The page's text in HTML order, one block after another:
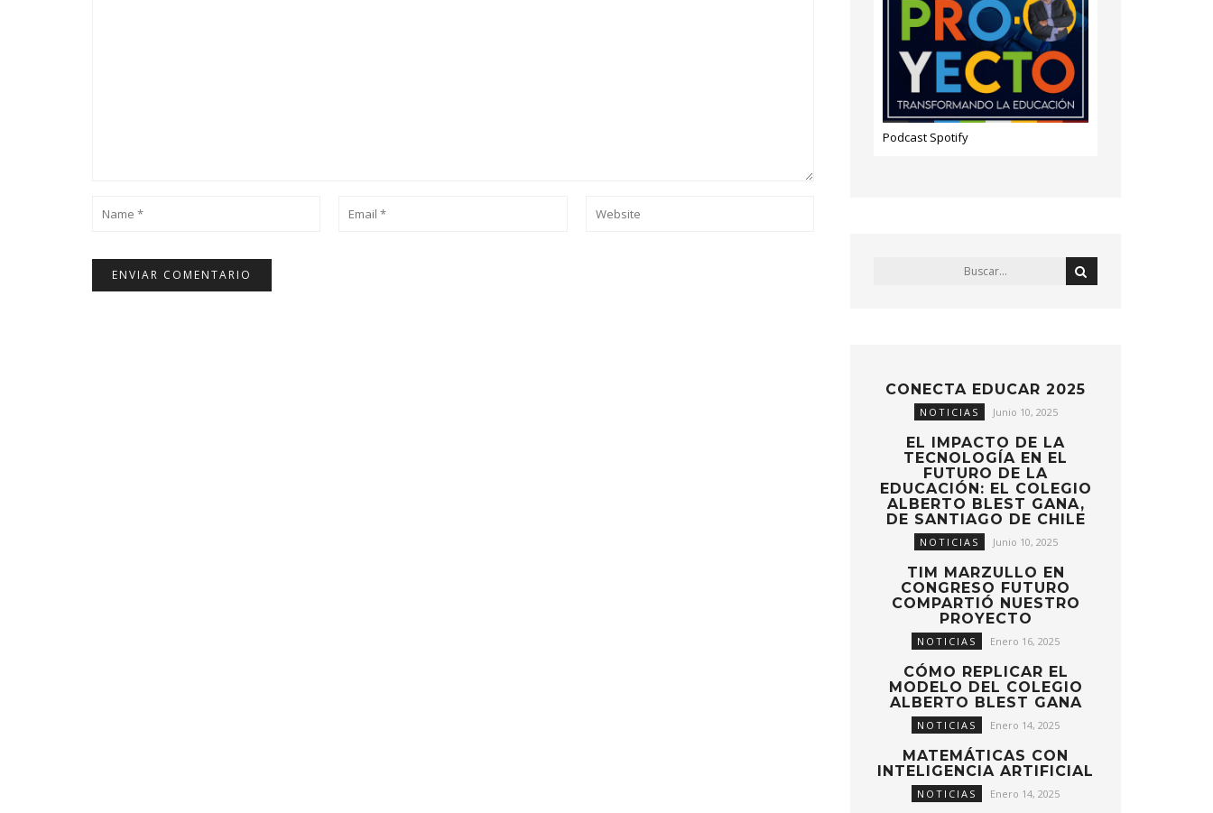
Podcast Spotify
CONECTA EDUCAR 2025
NOTICIAS Junio 10, 2025
EL IMPACTO DE LA
TECNOLOGÍA EN EL
FUTURO DE LA
EDUCACIÓN: EL COLEGIO
ALBERTO BLEST GANA,
DE SANTIAGO DE CHILE
NOTICIAS Junio 10, 2025
TIM MARZULLO EN
CONGRESO FUTURO
COMPARTIÓ NUESTRO
PROYECTO
NOTICIAS Enero 16, 2025
CÓMO REPLICAR EL
MODELO DEL COLEGIO
ALBERTO BLEST GANA
NOTICIAS Enero 14, 2025
MATEMÁTICAS CON
INTELIGENCIA ARTIFICIAL
NOTICIAS Enero 14, 2025